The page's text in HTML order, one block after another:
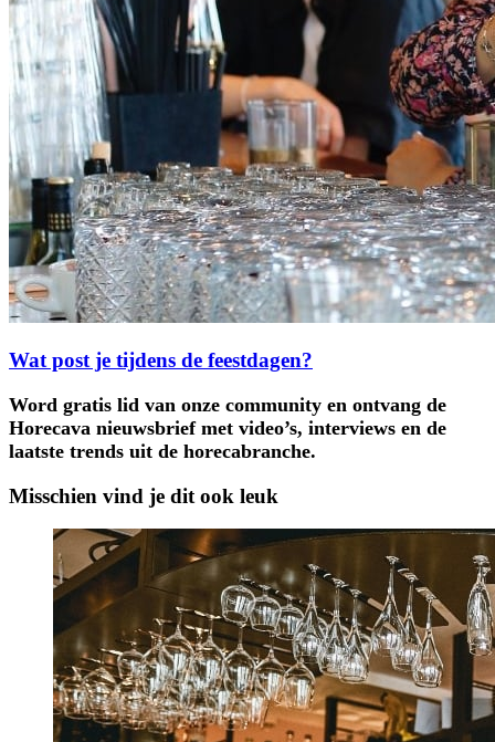
Wat post je tijdens de feestdagen?
Word gratis lid van onze community en ontvang de
Horecava nieuwsbrief met video’s, interviews en de
laatste trends uit de horecabranche.
Misschien vind je dit ook leuk